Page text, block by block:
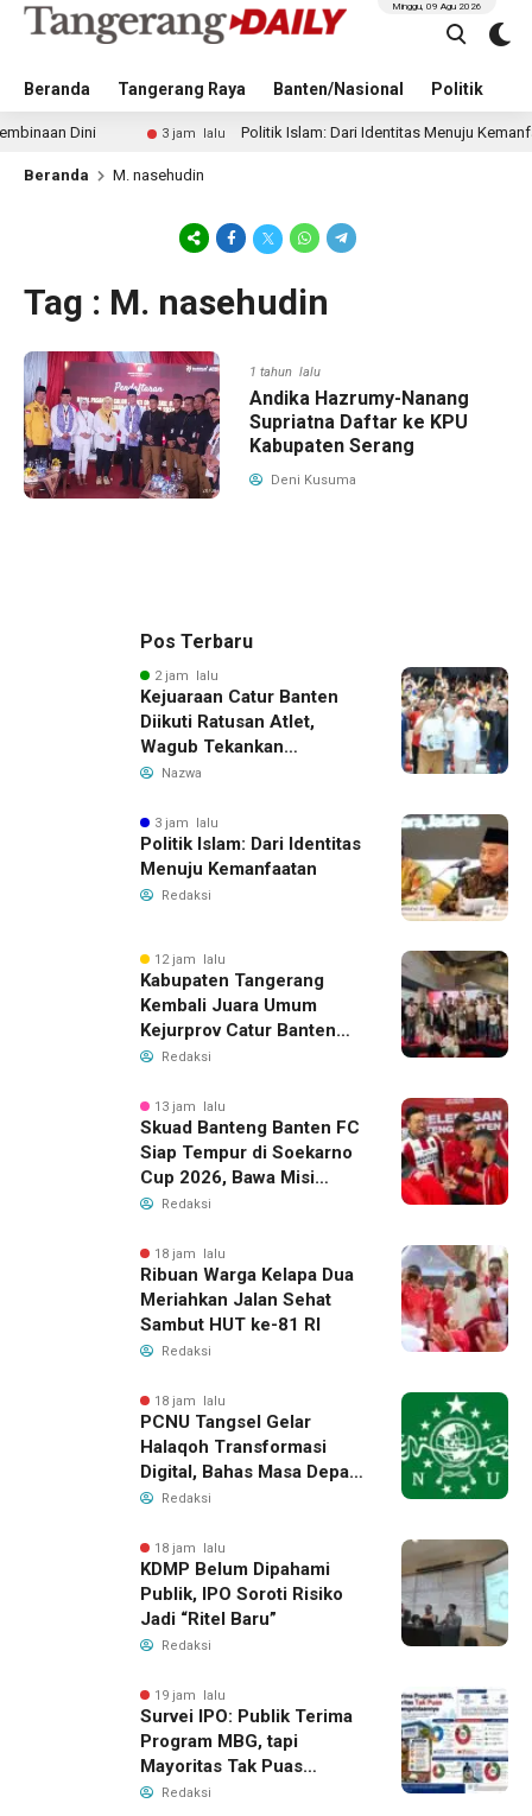
Beranda Tangerang Raya Banten/Nasional Politik
Minggu, 09 Agu 2026
Dini 3 jam lalu Politik Islam: Dari Identitas Menuju
Beranda M. nasehudin
Tag : M. nasehudin
1 tahun lalu
Andika Hazrumy-Nanang
Supriatna Daftar ke KPU
Kabupaten Serang
Deni Kusuma
Pos Terbaru
2 jam lalu
Kejuaraan Catur Banten
Diikuti Ratusan Atlet,
Wagub Tekankan
Pembinaan Dini
Nazwa
3 jam lalu
Politik Islam: Dari Identitas
Menuju Kemanfaatan
Redaksi
12 jam lalu
Kabupaten Tangerang
Kembali Juara Umum
Kejurprov Catur Banten
2026, Raih 24 Medali
Redaksi
13 jam lalu
Skuad Banteng Banten FC
Siap Tempur di Soekarno
Cup 2026, Bawa Misi
Harumkan Nama Banten
Redaksi
18 jam lalu
Ribuan Warga Kelapa Dua
Meriahkan Jalan Sehat
Sambut HUT ke-81 RI
Redaksi
18 jam lalu
PCNU Tangsel Gelar
Halaqoh Transformasi
Digital, Bahas Masa Depan
NU di Era Disrupsi
Redaksi
18 jam lalu
KDMP Belum Dipahami
Publik, IPO Soroti Risiko
Jadi “Ritel Baru”
Redaksi
19 jam lalu
Survei IPO: Publik Terima
Program MBG, tapi
Mayoritas Tak Puas
dengan Pengelolaannya
Redaksi